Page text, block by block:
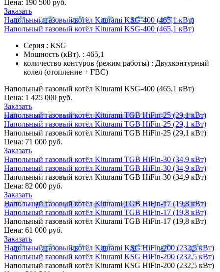
Цена: 190 500 руб.
Заказать
Напольный газовый котёл Kiturami KSG-400 (465,1 кВт)
Напольный газовый котёл Kiturami KSG-400 (465,1 кВт)
Серия : KSG
Мощность (кВт). : 465,1
количество контуров (режим работы) : Двухконтурный
колел (отопление + ГВС)
Напольный газовый котёл Kiturami KSG-400 (465,1 кВт)
Цена: 1 425 000 руб.
Заказать
Напольный газовый котёл Kiturami TGB HiFin-25 (29,1 кВт)
Напольный газовый котёл Kiturami TGB HiFin-25 (29,1 кВт)
Напольный газовый котёл Kiturami TGB HiFin-25 (29,1 кВт)
Цена: 71 000 руб.
Заказать
Напольный газовый котёл Kiturami TGB HiFin-30 (34,9 кВт)
Напольный газовый котёл Kiturami TGB HiFin-30 (34,9 кВт)
Напольный газовый котёл Kiturami TGB HiFin-30 (34,9 кВт)
Цена: 82 000 руб.
Заказать
Напольный газовый котёл Kiturami TGB HiFin-17 (19,8 кВт)
Напольный газовый котёл Kiturami TGB HiFin-17 (19,8 кВт)
Напольный газовый котёл Kiturami TGB HiFin-17 (19,8 кВт)
Цена: 61 000 руб.
Заказать
Напольный газовый котёл Kiturami KSG HiFin-200 (232,5 кВт)
Напольный газовый котёл Kiturami KSG HiFin-200 (232,5 кВт)
Напольный газовый котёл Kiturami KSG HiFin-200 (232,5 кВт)